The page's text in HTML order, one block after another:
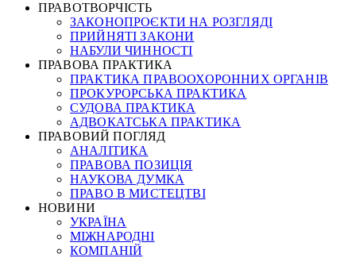
ПРАВОТВОРЧІСТЬ
ЗАКОНОПРОЄКТИ НА РОЗГЛЯДІ
ПРИЙНЯТІ ЗАКОНИ
НАБУЛИ ЧИННОСТІ
ПРАВОВА ПРАКТИКА
ПРАКТИКА ПРАВООХОРОННИХ ОРГАНІВ
ПРОКУРОРСЬКА ПРАКТИКА
СУДОВА ПРАКТИКА
АДВОКАТСЬКА ПРАКТИКА
ПРАВОВИЙ ПОГЛЯД
АНАЛІТИКА
ПРАВОВА ПОЗИЦІЯ
НАУКОВА ДУМКА
ПРАВО В МИСТЕЦТВІ
НОВИНИ
УКРАЇНА
МІЖНАРОДНІ
КОМПАНІЙ